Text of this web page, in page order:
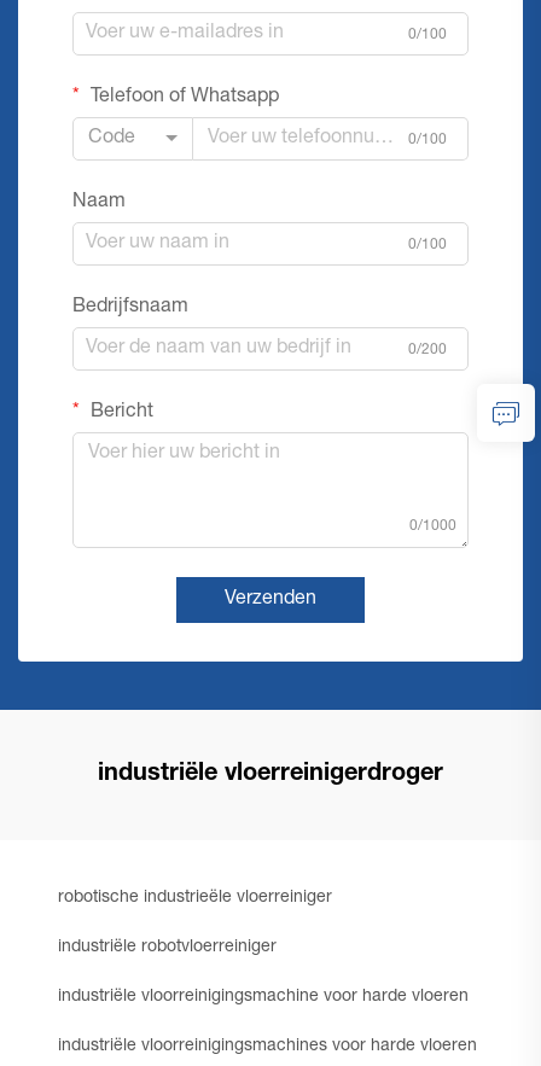
0/100
Telefoon of Whatsapp
Code 0/100
Naam
0/100
Bedrijfsnaam
0/200
Bericht
0/1000
Verzenden
industriële vloerreinigerdroger
robotische industrieële vloerreiniger
industriële robotvloerreiniger
industriële vloorreinigingsmachine voor harde vloeren
industriële vloorreinigingsmachines voor harde vloeren